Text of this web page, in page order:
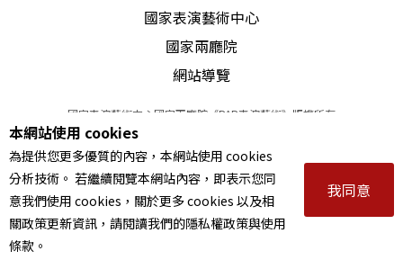
國家表演藝術中心
國家兩廳院
網站導覽
國家表演藝術中心國家兩廳院《PAR表演藝術》版權所有
© 2022Performing arts redefined. All Rights Reserved
統一編號 Tax Id number 00973926
本站所提供相關演出資訊，如有異動應以主辦單位公告為準。
服務條款｜隱私權聲明｜著作權聲明
本網站使用 cookies
為提供您更多優質的內容，本網站使用 cookies
分析技術。 若繼續閱覽本網站內容，即表示您同
意我們使用 cookies，關於更多 cookies 以及相
關政策更新資訊，請閱讀我們的隱私權政策與使用
條款。
我同意